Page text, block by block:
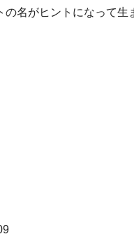
名がヒントになって